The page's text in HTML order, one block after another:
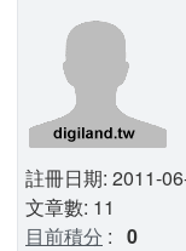
註冊日期: 2011-
文章數: 11
目前積分 : 0